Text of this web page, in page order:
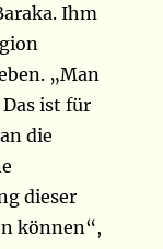
Ihm
„Man
ist für
die
dieser
können“,